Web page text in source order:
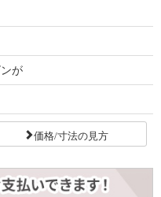
が
価格/寸法の見方